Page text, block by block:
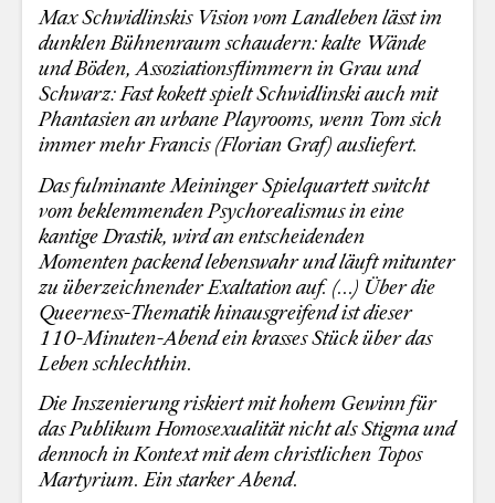
Max Schwidlinskis Vision vom Landleben lässt im
dunklen Bühnenraum schaudern: kalte Wände
und Böden, Assoziationsflimmern in Grau und
Schwarz: Fast kokett spielt Schwidlinski auch mit
Phantasien an urbane Playrooms, wenn Tom sich
immer mehr Francis (Florian Graf) ausliefert.
Das fulminante Meininger Spielquartett switcht
vom beklemmenden Psychorealismus in eine
kantige Drastik, wird an entscheidenden
Momenten packend lebenswahr und läuft mitunter
zu überzeichnender Exaltation auf. (...) Über die
Queerness-Thematik hinausgreifend ist dieser
110-Minuten-Abend ein krasses Stück über das
Leben schlechthin.
Die Inszenierung riskiert mit hohem Gewinn für
das Publikum Homosexualität nicht als Stigma und
dennoch in Kontext mit dem christlichen Topos
Martyrium. Ein starker Abend.